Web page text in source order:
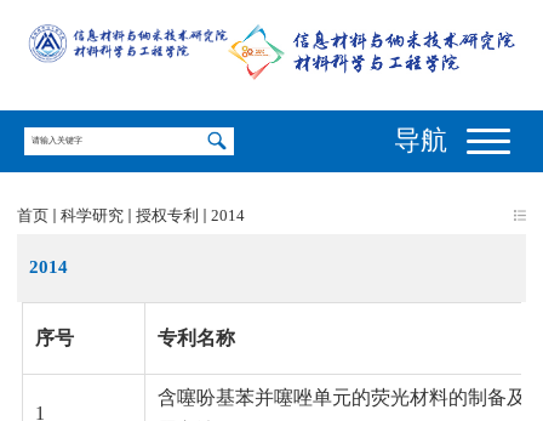
导航
首页 科学研究 授权专利 2014
2014
序号 专利名称
1
含噻吩基苯并噻唑单元的荧光材料的制备及